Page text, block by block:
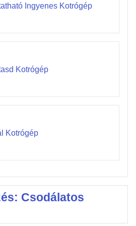
Ingyenes Kotrógép
Kotrógép
Kotrógép
Csodálatos